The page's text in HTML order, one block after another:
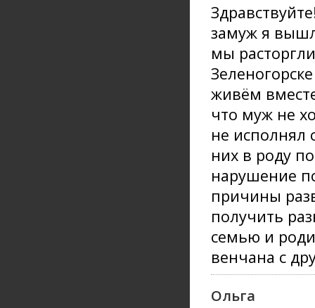
замуж я
мы
живём
что муж не
не исполнял
них в роду
нарушение
причины
получить
семью и
венчана с
Ольга